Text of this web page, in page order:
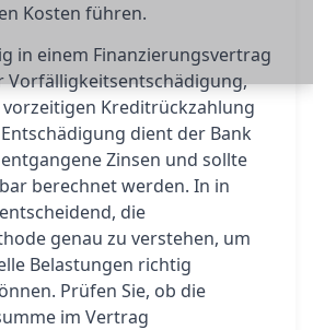
Kosten führen.
in einem Finanzierungsvertrag
Vorfälligkeitsentschädigung,
vorzeitigen Kreditrückzahlung
dient der Bank
Zinsen und sollte
berechnet werden. In in
die
genau zu verstehen, um
Belastungen richtig
Prüfen Sie, ob die
im Vertrag